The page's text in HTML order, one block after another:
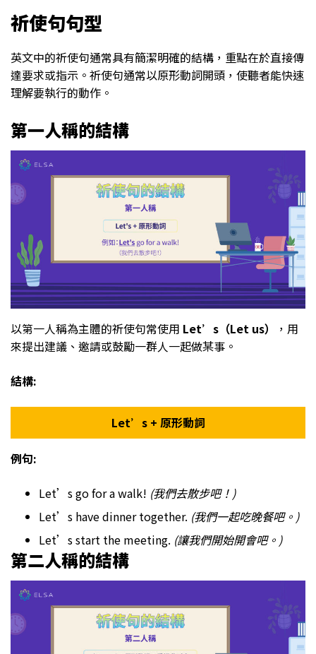
祈使句句型
英文中的祈使句通常具有簡潔明確的結構，重點在於直接傳
達要求或指示。祈使句通常以原形動詞開頭，使聽者能快速
理解要執行的動作。
第一人稱的結構
以第一人稱為主體的祈使句常使用 Let’s（Let us）
，用
來提出建議、邀請或鼓勵一群人一起做某事。
結構:
Let’s + 原形動詞
例句:
Let’s go for a walk! (我們去散步吧！)
Let’s have dinner together. (我們一起吃晚餐吧。)
Let’s start the meeting. (讓我們開始開會吧。)
第二人稱的結構